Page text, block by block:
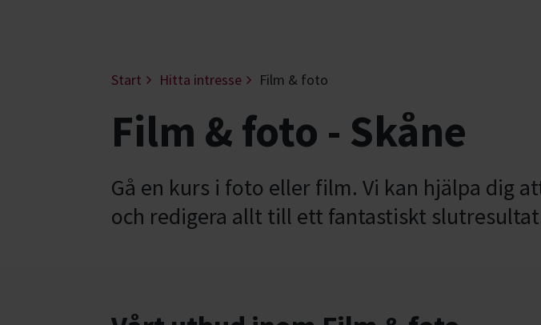
Start Hitta intresse Film & foto
Film & foto - Skåne
Gå en kurs i foto eller film. Vi kan hjälpa dig
och redigera allt till ett fantastiskt